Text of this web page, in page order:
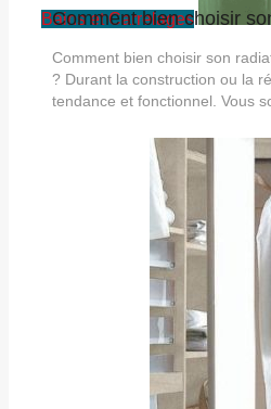
Bains et Carrelages
Comment bien choisir
Comment bien choisir son
? Durant la construction ou la
tendance et fonctionnel. Vous